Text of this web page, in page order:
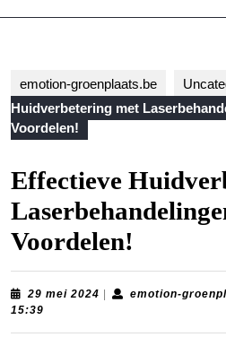
emotion-groenplaats.be
Huidverbetering met
Voordelen!
Effectieve
Voordelen!
29 mei 2024 29
emotion-
15:39